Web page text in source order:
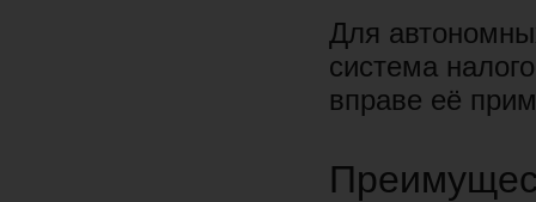
Для
система
вправе её